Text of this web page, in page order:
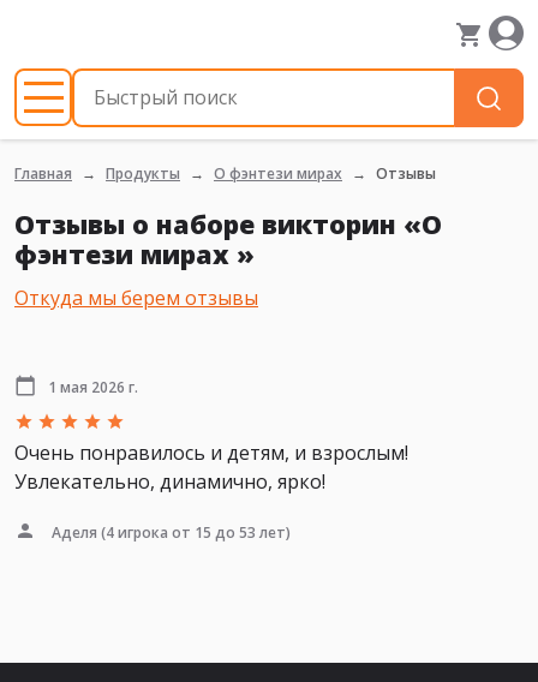
Главная Продукты О фэнтези мирах Отзывы
Отзывы о наборе викторин «О
фэнтези мирах »
Откуда мы берем отзывы
1 мая 2026 г.
Очень понравилось и детям, и взрослым!
Увлекательно, динамично, ярко!
Аделя (4 игрока от 15 до 53 лет)